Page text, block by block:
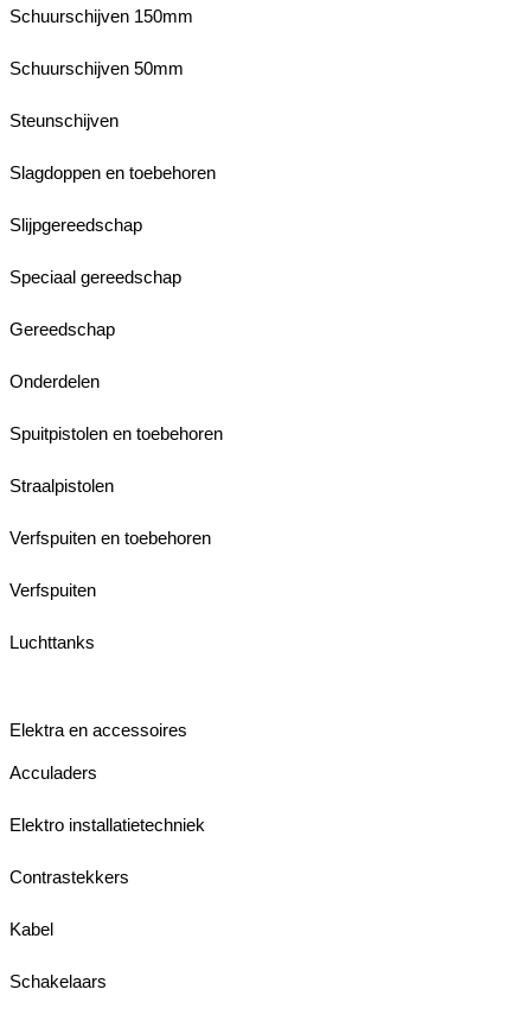
Schuurschijven 150mm
Schuurschijven 50mm
Steunschijven
Slagdoppen en toebehoren
Slijpgereedschap
Speciaal gereedschap
Gereedschap
Onderdelen
Spuitpistolen en toebehoren
Straalpistolen
Verfspuiten en toebehoren
Verfspuiten
Luchttanks
Elektra en accessoires
Acculaders
Elektro installatietechniek
Contrastekkers
Kabel
Schakelaars